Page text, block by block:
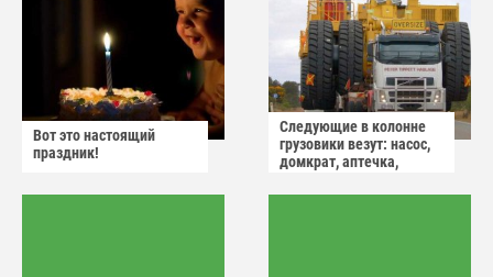
Вот это настоящий
праздник!
Следующие в колонне
грузовики везут: насос,
домкрат, аптечка,